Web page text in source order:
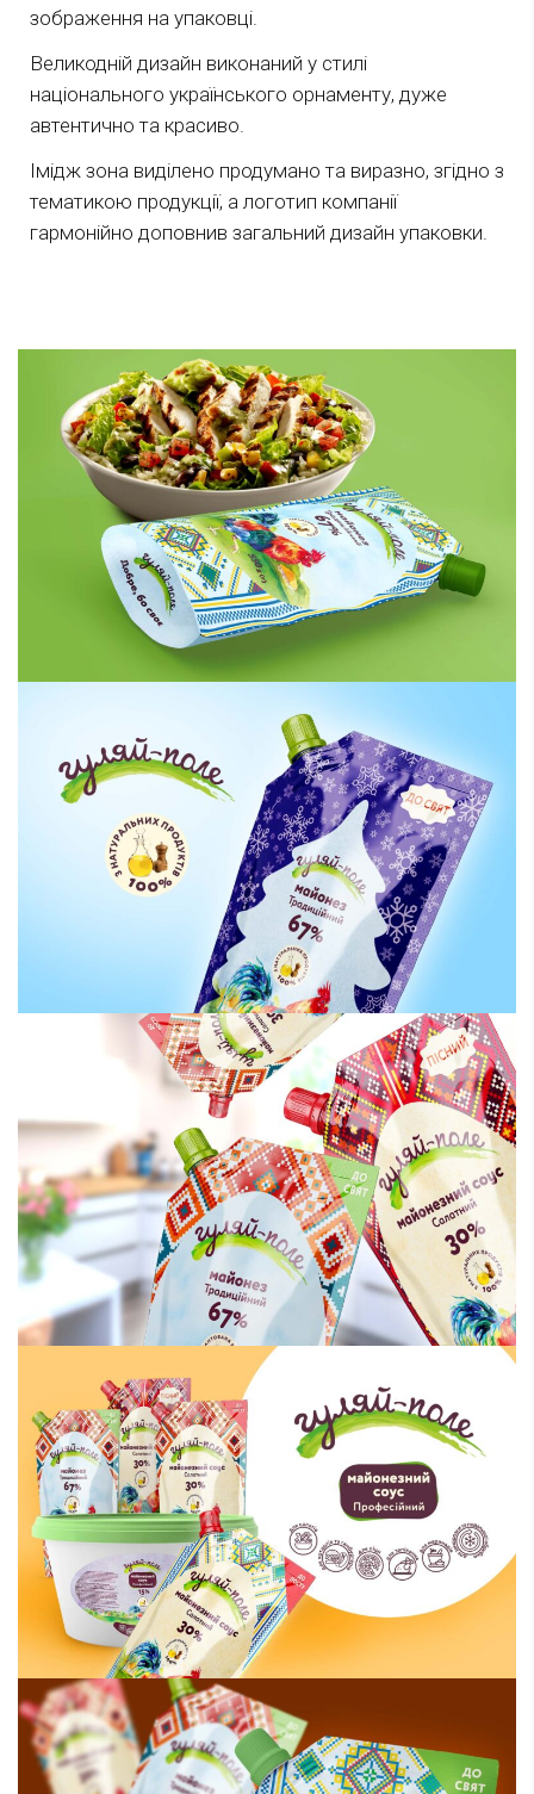
зображення на упаковці.
Великодній дизайн виконаний у стилі
національного українського орнаменту, дуже
автентично та красиво.
Імідж зона виділено продумано та виразно, згідно з
тематикою продукції, а логотип компанії
гармонійно доповнив загальний дизайн упаковки.